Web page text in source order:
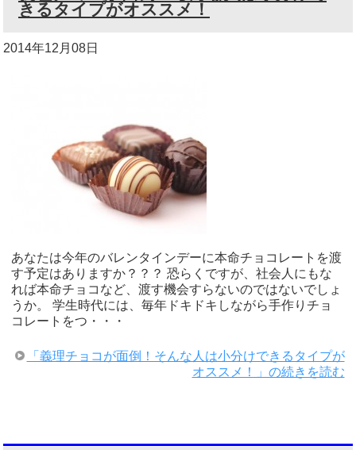
きるタイプがオススメ！
2014年12月08日
あなたは今年のバレンタインデーに本命チョコレートを渡
す予定はありますか？？？ 恐らくですが、社会人にもな
れば本命チョコなど、渡す機会すらないのではないでしょ
うか。 学生時代には、毎年ドキドキしながら手作りチョ
コレートをつ・・・
「義理チョコが面倒！そんな人は小分けできるタイプが
オススメ！」の続きを読む